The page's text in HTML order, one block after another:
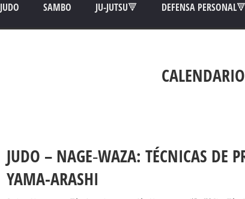
JUDO SAMBO JU-JUTSU🔻 DEFENSA PERSONAL🔻
JUDO – NAGE‐WAZA: TÉCNICAS DE
YAMA-ARASHI